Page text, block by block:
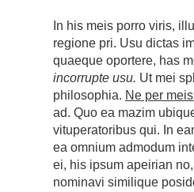
In his meis porro viris,
regione pri. Usu dictas
quaeque oportere, has
incorrupte usu. Ut mei
philosophia. Ne per
ad. Quo ea mazim
vituperatoribus qui. In
ea omnium admodum
ei, his ipsum apeirian
nominavi similique